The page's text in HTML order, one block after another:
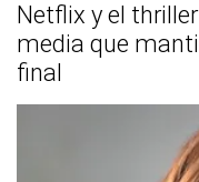
Netflix y el
media que
final